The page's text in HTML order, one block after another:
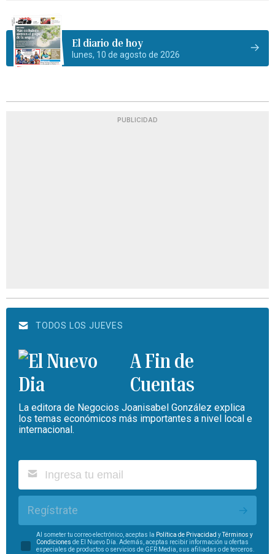
El diario de hoy
lunes, 10 de agosto de 2026
PUBLICIDAD
TODOS LOS JUEVES
A Fin de
Cuentas
La editora de Negocios Joanisabel González explica
los temas económicos más importantes a nivel local e
internacional.
Regístrate
Al someter tu correo electrónico, aceptas la Política de Privacidad yTérminos y
Condiciones de El Nuevo Día. Además, aceptas recibir información u ofertas
especiales de productos o servicios de GFR Media, sus afiliadas o de terceros.